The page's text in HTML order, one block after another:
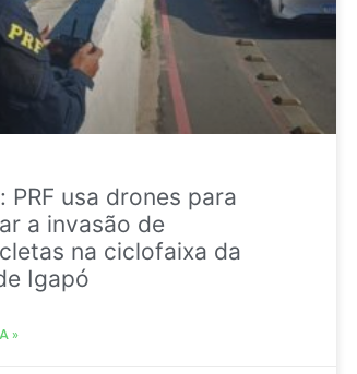
PRF usa drones para
a invasão de
na ciclofaixa da
Igapó
»